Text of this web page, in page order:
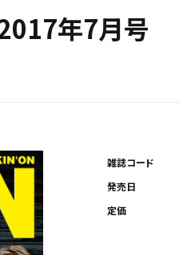
年7月号
雑誌コード
発売日
定価